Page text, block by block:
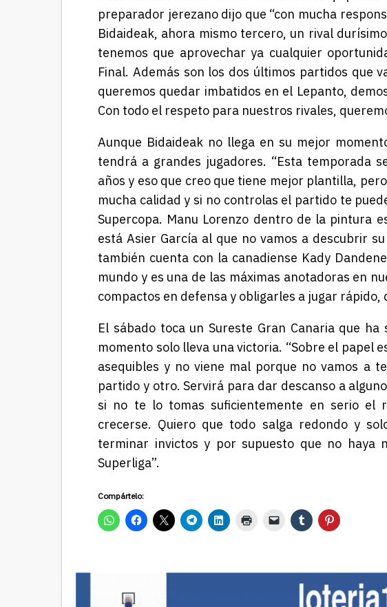
preparador jerezano dijo que “con mucha
Bidaideak, ahora mismo tercero, un rival
tenemos que aprovechar ya cualquier
Final. Además son los dos últimos partidos que
queremos quedar imbatidos en el Lepanto,
Con todo el respeto para nuestros rivales,
Aunque Bidaideak no llega en su mejor
tendrá a grandes jugadores. “Esta temporada
años y eso que creo que tiene mejor plantilla,
mucha calidad y si no controlas el partido te
Supercopa. Manu Lorenzo dentro de la pintura
está Asier García al que no vamos a descubrir
también cuenta con la canadiense Kady
mundo y es una de las máximas anotadoras en
compactos en defensa y obligarles a jugar rápido,
El sábado toca un Sureste Gran Canaria que
momento solo lleva una victoria. “Sobre el papel
asequibles y no viene mal porque no vamos a
partido y otro. Servirá para dar descanso a
si no te lo tomas suficientemente en serio el
crecerse. Quiero que todo salga redondo y
terminar invictos y por supuesto que no haya
Superliga”.
Compártelo: